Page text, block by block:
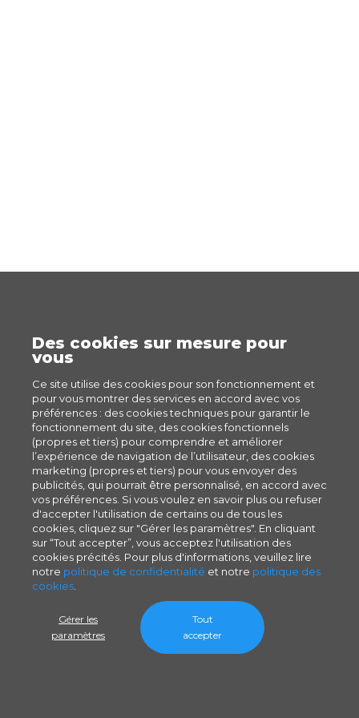
Des cookies sur mesure pour
vous
Ce site utilise des cookies pour son fonctionnement et
pour vous montrer des services en accord avec vos
préférences : des cookies techniques pour garantir le
fonctionnement du site, des cookies fonctionnels
(propres et tiers) pour comprendre et améliorer
l’expérience de navigation de l’utilisateur, des cookies
marketing (propres et tiers) pour vous envoyer des
publicités, qui pourrait être personnalisé, en accord avec
vos préférences. Si vous voulez en savoir plus ou refuser
d'accepter l'utilisation de certains ou de tous les
cookies, cliquez sur "Gérer les paramètres". En cliquant
sur “Tout accepter”, vous acceptez l'utilisation des
cookies précités. Pour plus d'informations, veuillez lire
notre politique de confidentialité et notre politique des
cookies
Gérer les
paramètres
Tout
accepter